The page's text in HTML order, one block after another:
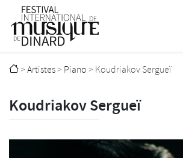
Passer au contenu principal
Festival international de musique
>Artistes> Piano> Koudriakov Sergueï
Koudriakov Sergueï